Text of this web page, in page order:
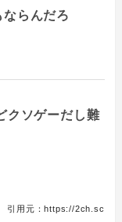
らんだろ
クソゲーだし難
引用元：https://2ch.sc